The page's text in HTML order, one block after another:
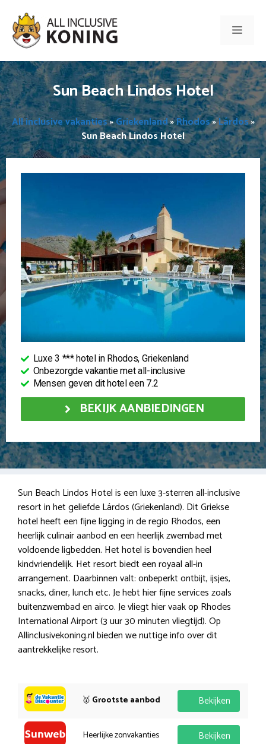
naar
inhoud
Menu
Sun Beach Lindos Hotel
All inclusive vakanties»Griekenland»Rhodos»Lárdos»
Sun Beach Lindos Hotel
Luxe 3 *** hotel in Rhodos, Griekenland
Onbezorgde vakantie met all-inclusive
Mensen geven dit hotel een 7.2
BEKIJK AANBIEDINGEN
Sun Beach Lindos Hotel is een luxe 3-sterren all-inclusive
resort in het geliefde Lárdos (Griekenland). Dit Griekse
hotel heeft een fijne ligging in de regio Rhodos, een
heerlijk culinair aanbod en een heerlijk zwembad met
voldoende ligbedden. Het hotel is bovendien heel
kindvriendelijk. Het resort biedt een royaal all-in
arrangement. Daarbinnen valt: onbeperkt ontbijt, ijsjes,
snacks, diner, lunch etc. Je hebt hier fijne services zoals
buitenzwembad en airco. Je vliegt hier vaak op Rhodes
International Airport (3 uur 30 minuten vliegtijd). Op
Allinclusivekoning.nl bieden we nuttige info over dit
aantrekkelijke resort.
🥇 Grootste aanbod Bekijken
Heerlijke zonvakanties Bekijken